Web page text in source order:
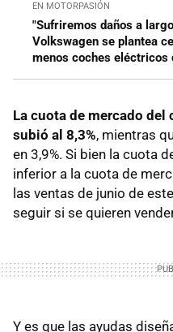
EN MOTORPASIÓN
"Sufriremos daños a
Volkswagen se plantea
menos coches eléctricos
La cuota de mercado
subió al 8,3%, mientras
en 3,9%. Si bien la cuota
inferior a la cuota de
las ventas de junio de
seguir si se quieren
Y es que las ayudas